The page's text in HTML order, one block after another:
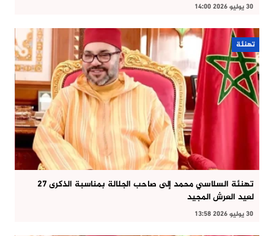
30 يوليو 2026 14:00
تهنئة
تهنئة السلاسي محمد إلى صاحب الجلالة بمناسبة الذكرى 27
لعيد العرش المجيد
30 يوليو 2026 13:58